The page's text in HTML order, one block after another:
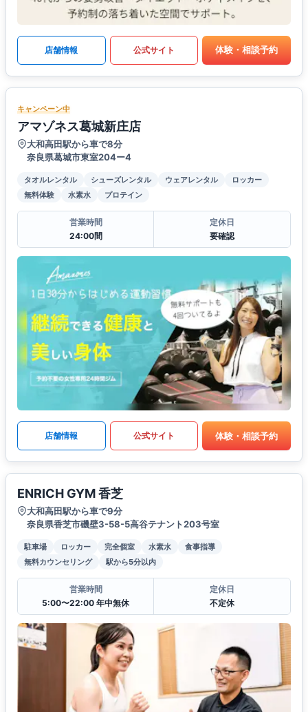
店舗情報 公式サイト 体験・相談予約
キャンペーン中
アマゾネス葛城新庄店
大和高田駅から車で8分
奈良県葛城市東室204ー4
タオルレンタル シューズレンタル ウェアレンタル
ロッカー
無料体験
水素水 プロテイン
営業時間
24:00間
定休日
要確認
店舗情報 公式サイト 体験・相談予約
ENRICH GYM 香芝
大和高田駅から車で9分
奈良県香芝市磯壁3-58-5高谷テナント203号室
駐車場 ロッカー 完全個室 水素水
食事指導
無料カウンセリング
駅から5分以内
営業時間
5:00〜22:00 年中無休
定休日
不定休